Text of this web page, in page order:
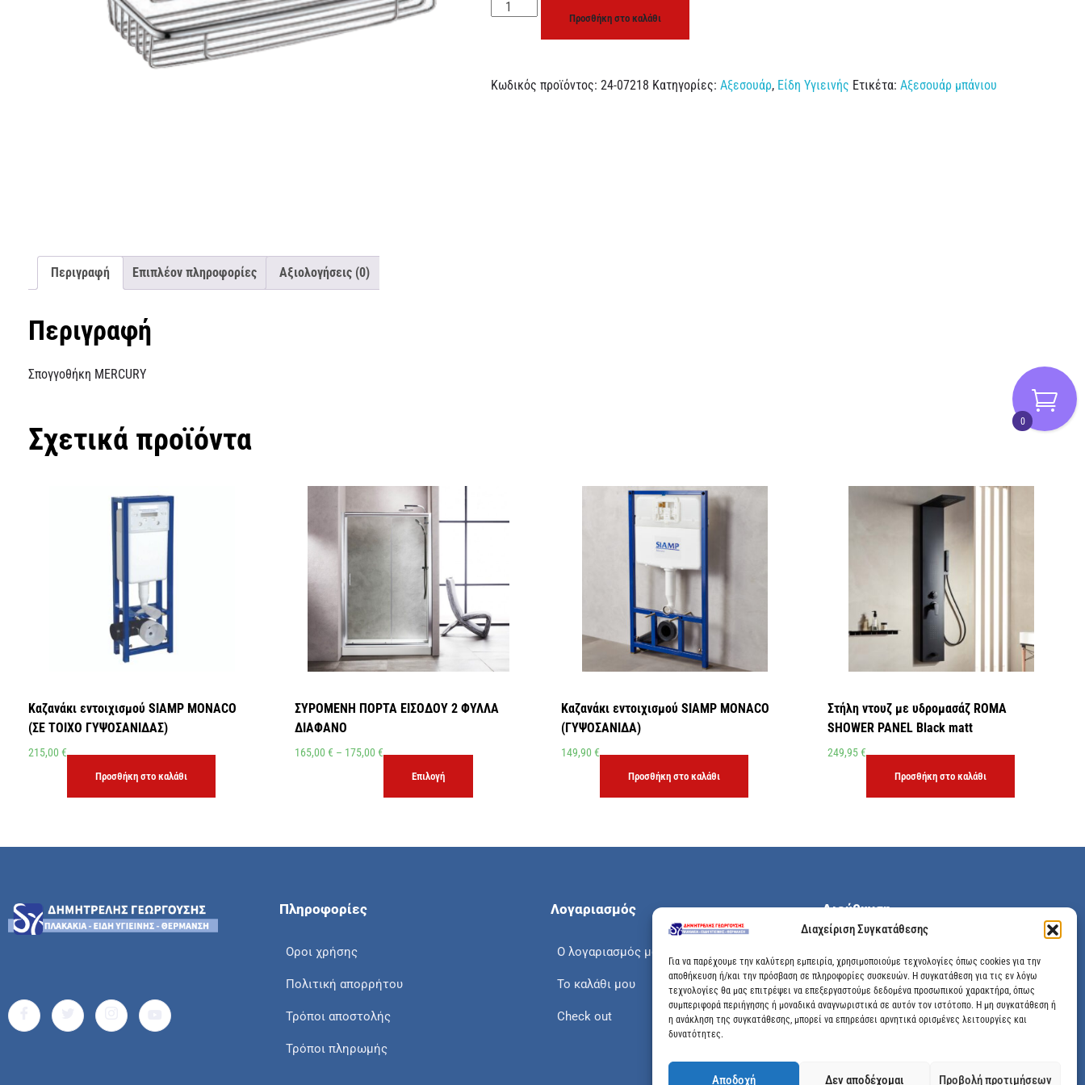
Διαχείριση Συγκατάθεσης
Για να παρέχουμε την καλύτερη εμπειρία, χρησιμοποιούμε τεχνολογίες όπως cookies για την
αποθήκευση ή/και την πρόσβαση σε πληροφορίες συσκευών. Η συγκατάθεση για τις εν λόγω
τεχνολογίες θα μας επιτρέψει να επεξεργαστούμε δεδομένα προσωπικού χαρακτήρα, όπως
συμπεριφορά περιήγησης ή μοναδικά αναγνωριστικά σε αυτόν τον ιστότοπο. Η μη συγκατάθεση ή
η ανάκληση της συγκατάθεσης, μπορεί να επηρεάσει αρνητικά ορισμένες λειτουργίες και
δυνατότητες.
Αποδοχή Δεν αποδέχομαι Προβολή προτιμήσεων
Προσθήκη στο καλάθι
Κωδικός προϊόντος:24-07218 Κατηγορίες:Αξεσουάρ, Είδη Υγιεινής Ετικέτα:Αξεσουάρ μπάνιου
Περιγραφή Επιπλέον πληροφορίες Αξιολογήσεις (0)
Περιγραφή
Σπογγοθήκη MERCURY
Σχετικά προϊόντα
Καζανάκι εντοιχισμού SIAMP MONACO
(ΣΕ ΤΟΙΧΟ ΓΥΨΟΣΑΝΙΔΑΣ)
215,00 €
Προσθήκη στο καλάθι
ΣΥΡΟΜΕΝΗ ΠΟΡΤΑ ΕΙΣΟΔΟΥ 2 ΦΥΛΛΑ
ΔΙΑΦΑΝΟ
165,00 € – 175,00 €
Επιλογή
Καζανάκι εντοιχισμού SIAMP MONACO
(ΓΥΨΟΣΑΝΙΔΑ)
149,90 €
Προσθήκη στο καλάθι
Στήλη ντουζ με υδρομασάζ ROMA
SHOWER PANEL Black matt
249,95€
Προσθήκη στο καλάθι
Πληροφορίες
Οροι χρήσης
Πολιτική απορρήτου
Τρόποι αποστολής
Τρόποι πληρωμής
Λογαριασμός
Ο λογαριασμός μου
Το καλάθι μου
Check out
Διεύθυνση
Μεγάλης Χώρας 89, Αγρίνιο, Τ.Κ: 30100
info@dimitrelis-georgousis.gr
(+30) 26410 44020
0